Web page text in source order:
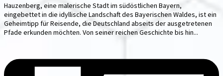
Hauzenberg, eine malerische Stadt im südöstlichen Bayern,
eingebettet in die idyllische Landschaft des Bayerischen Waldes, ist ein
Geheimtipp für Reisende, die Deutschland abseits der ausgetretenen
Pfade erkunden möchten. Von seiner reichen Geschichte bis hin...